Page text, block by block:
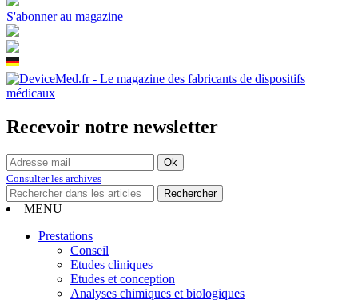
S'abonner au magazine
Recevoir notre newsletter
Consulter les archives
MENU
Prestations
Conseil
Etudes cliniques
Etudes et conception
Analyses chimiques et biologiques